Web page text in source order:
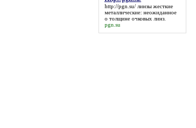
http://pgn.su/линзы жесткие
металлические: неожиданное
о толщине очковых линз.
pgn.su